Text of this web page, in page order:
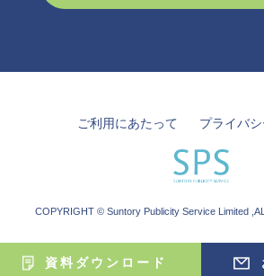
ご利用にあたって プライバ
COPYRIGHT © Suntory Publicity Service Limited
資料ダウンロード